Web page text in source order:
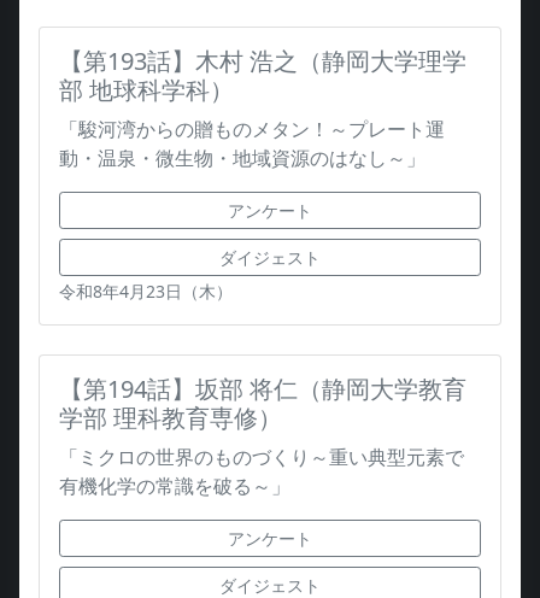
【第193話】木村 浩之（静岡大学理学
部 地球科学科）
「駿河湾からの贈ものメタン！～プレート運
動・温泉・微生物・地域資源のはなし～」
アンケート
ダイジェスト
令和8年4月23日（木）
【第194話】坂部 将仁（静岡大学教育
学部 理科教育専修）
「ミクロの世界のものづくり～重い典型元素で
有機化学の常識を破る～」
アンケート
ダイジェスト